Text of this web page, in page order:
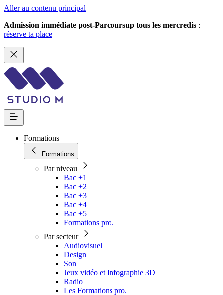
Aller au contenu principal
Admission immédiate post-Parcoursup tous les mercredis :
réserve ta place
Formations
Formations
Par niveau
Bac +1
Bac +2
Bac +3
Bac +4
Bac +5
Formations pro.
Par secteur
Audiovisuel
Design
Son
Jeux vidéo et Infographie 3D
Radio
Les Formations pro.